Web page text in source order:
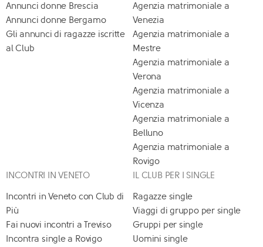
Annunci donne Brescia
Annunci donne Bergamo
Gli annunci di ragazze iscritte
al Club
Agenzia matrimoniale a
Venezia
Agenzia matrimoniale a
Mestre
Agenzia matrimoniale a
Verona
Agenzia matrimoniale a
Vicenza
Agenzia matrimoniale a
Belluno
Agenzia matrimoniale a
Rovigo
INCONTRI IN VENETO
Incontri in Veneto con Club di
Più
Fai nuovi incontri a Treviso
Incontra single a Rovigo
IL CLUB PER I SINGLE
Ragazze single
Viaggi di gruppo per single
Gruppi per single
Uomini single